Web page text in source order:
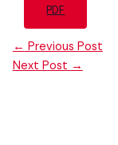
PDF
← Previous Post
Next Post →